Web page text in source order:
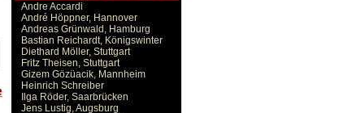
Andre Accardi
André Höppner, Hannover
Andreas Grünwald, Hamburg
Bastian Reichardt, Königswinter
Diethard Möller, Stuttgart
Fritz Theisen, Stuttgart
Gizem Gözüacik, Mannheim
Heinrich Schreiber
Ilga Röder, Saarbrücken
Jens Lustig, Augsburg